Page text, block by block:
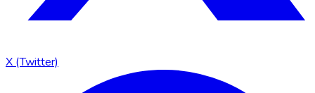
X (Twitter)